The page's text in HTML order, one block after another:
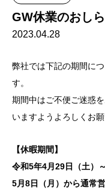
GW休業のおし
2023.04.28
弊社では下記の期間に
す。
期間中はご不便ご迷惑
いますようよろしくお願
【休暇期間】
令和5年4月29日（土）
5月8日（月）から通常